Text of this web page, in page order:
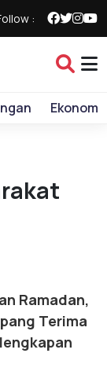
:
Ekonomi
Ramadan,
Terima